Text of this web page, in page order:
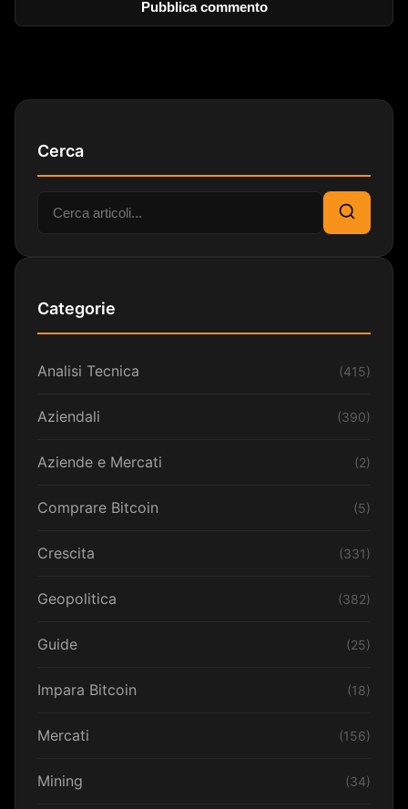
Cerca
Cerca:
Cerca
Categorie
Analisi Tecnica (415)
Aziendali (390)
Aziende e Mercati (2)
Comprare Bitcoin (5)
Crescita (331)
Geopolitica (382)
Guide (25)
Impara Bitcoin (18)
Mercati (156)
Mining (34)